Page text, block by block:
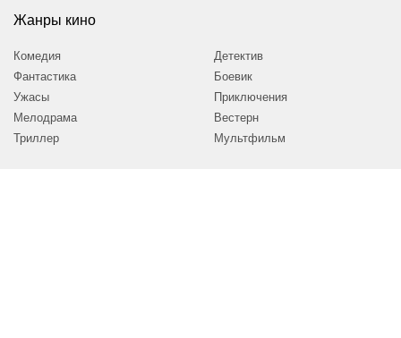
Жанры кино
Комедия
Фантастика
Ужасы
Мелодрама
Триллер
Детектив
Боевик
Приключения
Вестерн
Мультфильм